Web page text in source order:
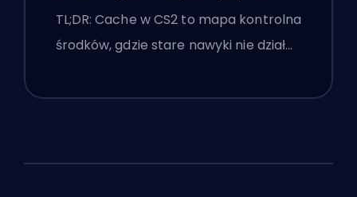
Wskazówki Premier
TL;DR: Cache w CS2 to mapa kontrolna
środków, gdzie stare nawyki nie dział…